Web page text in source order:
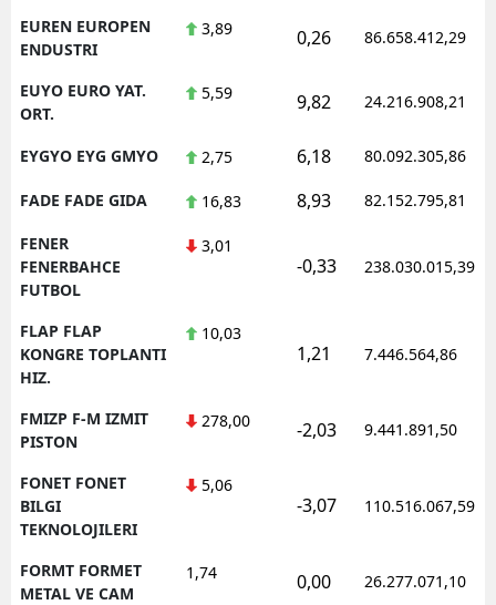
EUREN EUROPEN
ENDUSTRI
3,89 0,26 86.658.412,29
EUYO EURO YAT.
ORT.
5,59 9,82 24.216.908,21
EYGYO EYG GMYO 2,75 6,18 80.092.305,86
FADE FADE GIDA 16,83 8,93 82.152.795,81
FENER
FENERBAHCE
FUTBOL
3,01
-0,33 238.030.015,39
FLAP FLAP
KONGRE TOPLANTI
HIZ.
10,03
1,21 7.446.564,86
FMIZP F-M IZMIT
PISTON
278,00 -2,03 9.441.891,50
FONET FONET
BILGI
TEKNOLOJILERI
5,06
-3,07 110.516.067,59
FORMT FORMET
METAL VE CAM
1,74 0,00 26.277.071,10